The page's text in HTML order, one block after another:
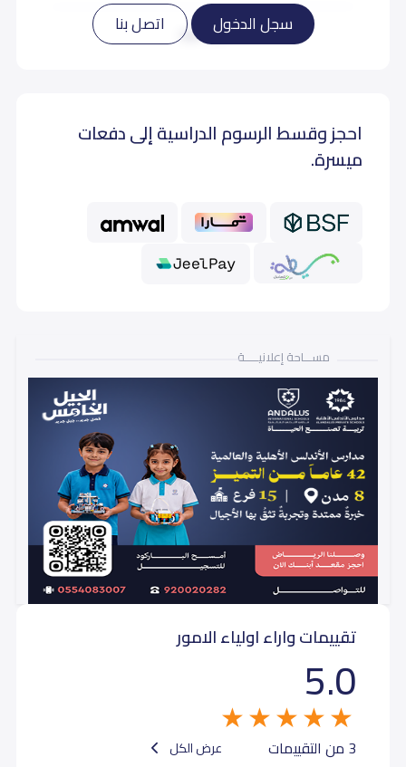
سجل الدخول
اتصل بنا اقرأ المزيد تمهيدي (KG 3) 21,900
21,900
احجز وقسط الرسوم الدراسية إلى دفعات
ميسرة.
مســـاحة إعلانيـــــة
تقييمات واراء اولياء الامور
5.0
3 من التقييمات عرض الكل